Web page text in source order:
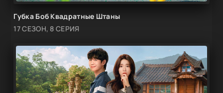
Губка Боб Квадратные Штаны
17 СЕЗОН, 8 СЕРИЯ